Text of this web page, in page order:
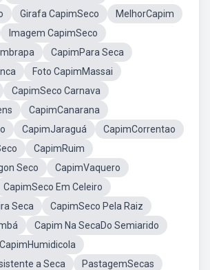
Girafa CapimSeco
MelhorCapim
Imagem CapimSeco
CapimPara Seca
Foto CapimMassai
CapimSeco Carnava
CapimCanarana
CapimJaraguá
CapimCorrentao
CapimRuim
Seco
CapimVaquero
CapimSeco Em Celeiro
Seca
CapimSeco Pela Raiz
Capim Na SecaDo Semiarido
CapimHumidicola
a Seca
PastagemSecas